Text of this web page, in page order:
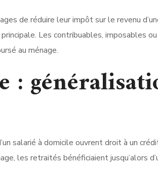
de réduire leur impôt sur le revenu
Les contribuables, imposables
au ménage.
:
salarié à domicile ouvrent droit à un
les retraités bénéficiaient jusqu’alors